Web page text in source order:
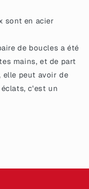
sont en acier
de boucles a été
mains, et de part
elle peut avoir de
c'est un